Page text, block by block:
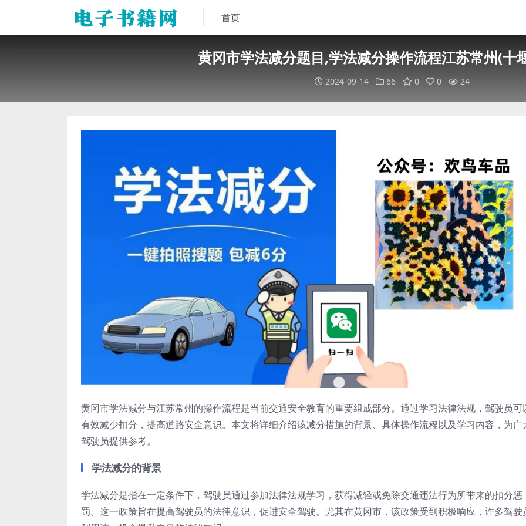
首页
黄冈市学法减分题目,学法减分操作流程江苏常州(十
2024-09-14 66 0 0 24
黄冈市学法减分与江苏常州的操作流程是当前交通安全教育的重要组成部分。通过学习法律法规，驾驶员可
有效减少扣分，提高道路安全意识。本文将详细介绍该减分措施的背景、具体操作流程以及学习内容，为广
驾驶员提供参考。
学法减分的背景
学法减分是指在一定条件下，驾驶员通过参加法律法规学习，获得减轻或免除交通违法行为所带来的扣分惩
罚。这一政策旨在提高驾驶员的法律意识，促进安全驾驶。尤其在黄冈市，该政策受到积极响应，许多驾驶